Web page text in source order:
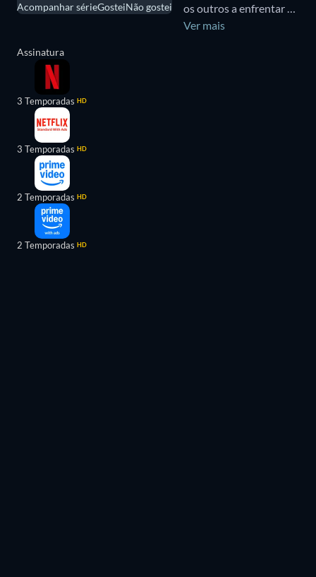
Acompanhar sérieGosteiNão gostei
os outros a enfrentar o
poder de Lestat perante
Ver mais
Assinatura
3 Temporadas HD
3 Temporadas HD
2 Temporadas HD
2 Temporadas HD